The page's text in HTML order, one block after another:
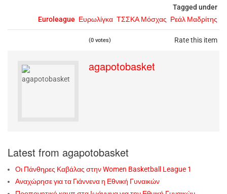
Tagged under
Euroleague Ευρωλίγκα ΤΣΣΚΑ Μόσχας Ρεάλ Μαδρίτης
Rate this item
(0 votes)
agapotobasket
Latest from agapotobasket
Οι Πάνθηρες Καβάλας στην Women Basketball League 1
Αναχώρησε για τα Γιάννενα η Εθνική Γυναικών